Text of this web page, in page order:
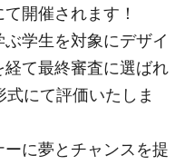
開催されます！
学生を対象にデザイ
て最終審査に選ばれ
にて評価いたしま
に夢とチャンスを提